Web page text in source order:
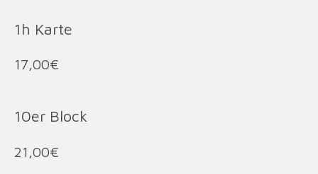
1h Karte
17,00€
10er Block
21,00€